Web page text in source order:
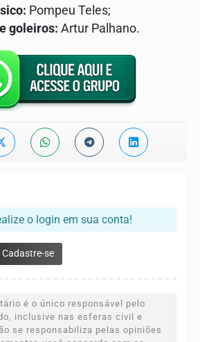
Pompeu Teles;
goleiros: Artur Palhano.
o login em sua conta!
Cadastre-se
é o único responsável pelo
inclusive nas esferas civil e
se responsabiliza pelas opiniões